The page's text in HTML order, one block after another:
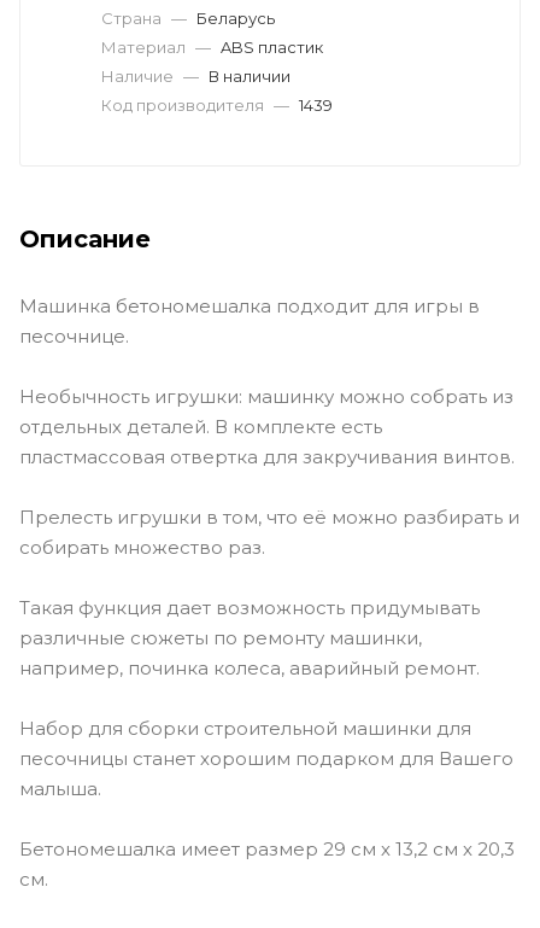
Страна — Беларусь
Материал — ABS пластик
Наличие — В наличии
Код производителя — 1439
Описание
Машинка бетономешалка подходит для игры в
песочнице.
Необычность игрушки: машинку можно собрать из
отдельных деталей. В комплекте есть
пластмассовая отвертка для закручивания винтов.
Прелесть игрушки в том, что её можно разбирать и
собирать множество раз.
Такая функция дает возможность придумывать
различные сюжеты по ремонту машинки,
например, починка колеса, аварийный ремонт.
Набор для сборки строительной машинки для
песочницы станет хорошим подарком для Вашего
малыша.
Бетономешалка имеет размер 29 см х 13,2 см х 20,3
см.